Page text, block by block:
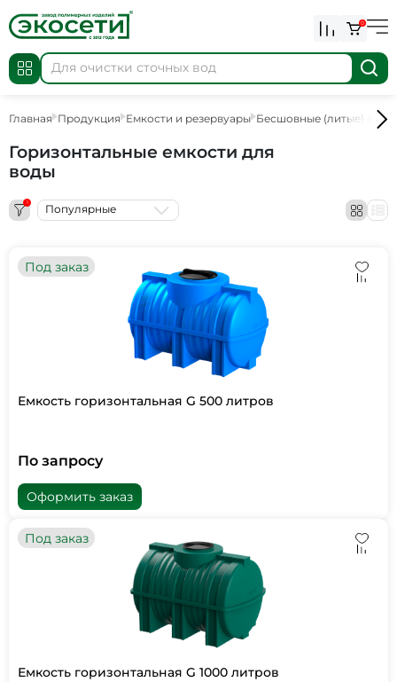
0
Главная Продукция Емкости и резервуары Бесшовные (литые)
Горизонтальные емкости для
воды
1 Популярные
Под заказ
Емкость горизонтальная G 500 литров
По запросу
Оформить заказ
Под заказ
Емкость горизонтальная G 1000 литров